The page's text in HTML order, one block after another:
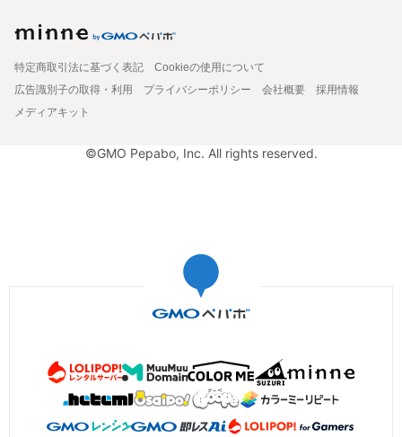
特定商取引法に基づく表記
Cookieの使用について
広告識別子の取得・利用
プライバシーポリシー 会社概要
採用情報
メディアキット
©GMO Pepabo, Inc. All rights reserved.